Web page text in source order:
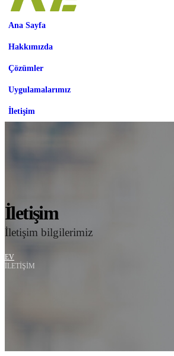
Ana Sayfa
Hakkımızda
Çözümler
Uygulamalarımız
İletişim
İletişim
İletişim bilgilerimiz
EV
İLETIŞIM